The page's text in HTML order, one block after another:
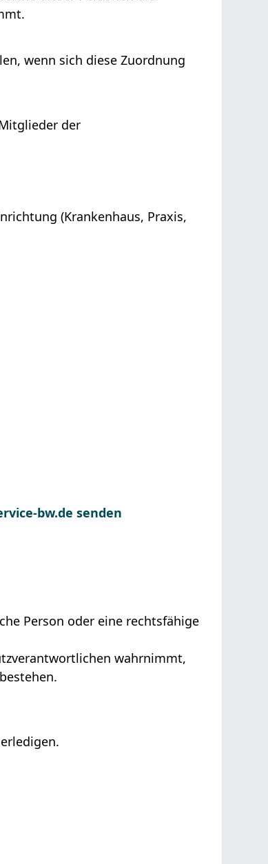
wenn sich diese Zuordnung
der
(Krankenhaus, Praxis,
bw.de senden
Person oder eine rechtsfähige
wahrnimmt,